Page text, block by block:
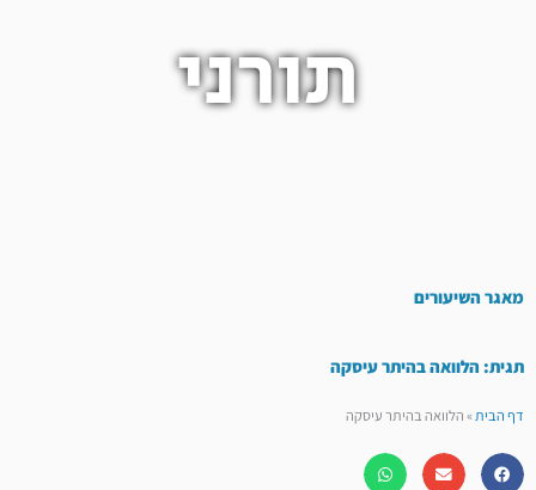
תורני
מאגר השיעורים
תגית: הלוואה בהיתר עיסקה
דף הבית»הלוואה בהיתר עיסקה